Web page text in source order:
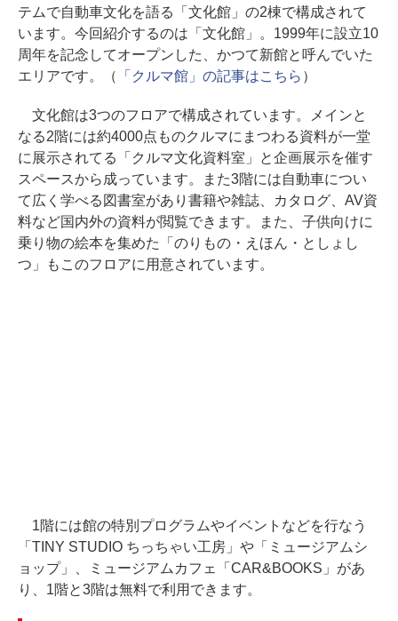
テムで自動車文化を語る「文化館」の2棟で構成されて
います。今回紹介するのは「文化館」。1999年に設立10
周年を記念してオープンした、かつて新館と呼んでいた
エリアです。（
「クルマ館」の記事はこちら ）
文化館は3つのフロアで構成されています。メインと
なる2階には約4000点ものクルマにまつわる資料が一堂
に展示されてる「クルマ文化資料室」と企画展示を催す
スペースから成っています。また3階には自動車につい
て広く学べる図書室があり書籍や雑誌、カタログ、AV資
料など国内外の資料が閲覧できます。また、子供向けに
乗り物の絵本を集めた「のりもの・えほん・としょし
つ」もこのフロアに用意されています。
1階には館の特別プログラムやイベントなどを行なう
「TINY STUDIO ちっちゃい工房」や「ミュージアムシ
ョップ」、ミュージアムカフェ「CAR&BOOKS」があ
り、1階と3階は無料で利用できます。